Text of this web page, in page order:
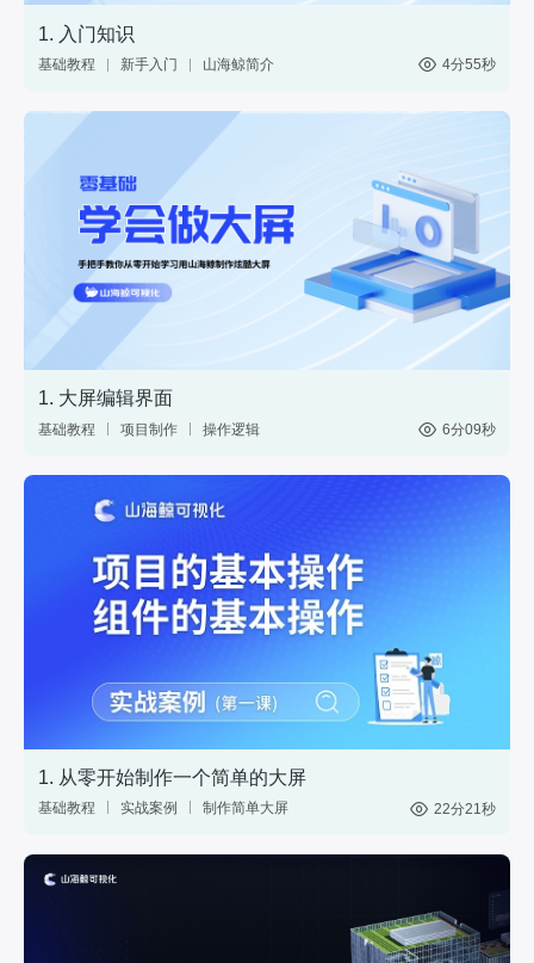
1. 入门知识
基础教程 新手入门 山海鲸简介 4分55秒
1. 大屏编辑界面
基础教程 项目制作 操作逻辑 6分09秒
1. 从零开始制作一个简单的大屏
基础教程 实战案例
制作简单大屏
22分21秒